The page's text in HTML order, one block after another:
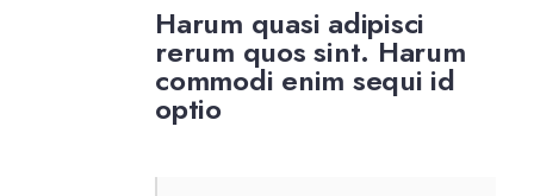
Harum quasi adipisci
rerum quos sint. Harum
commodi enim sequi id
optio